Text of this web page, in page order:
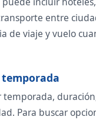
entre
de viaje y vuelo
temporada
temporada,
Para buscar